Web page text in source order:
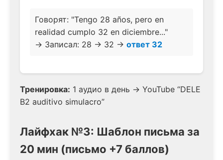
Говорят: "Tengo 28 años, pero en
realidad cumplo 32 en diciembre..."
→ Записал: 28 → 32 → ответ 32
Тренировка: 1 аудио в день → YouTube “DELE
B2 auditivo simulacro”
Лайфхак №3: Шаблон письма за
20 мин (письмо +7 баллов)